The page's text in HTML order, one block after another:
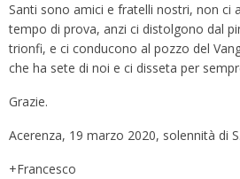
Santi sono amici e fratelli nostri, non ci
tempo di prova, anzi ci distolgono dal
trionfi, e ci conducono al pozzo del
che ha sete di noi e ci disseta per
Grazie.
Acerenza, 19 marzo 2020, solennità di
+Francesco